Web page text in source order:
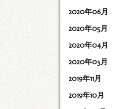
2020年06月
2020年05月
2020年04月
2020年03月
2019年11月
2019年10月